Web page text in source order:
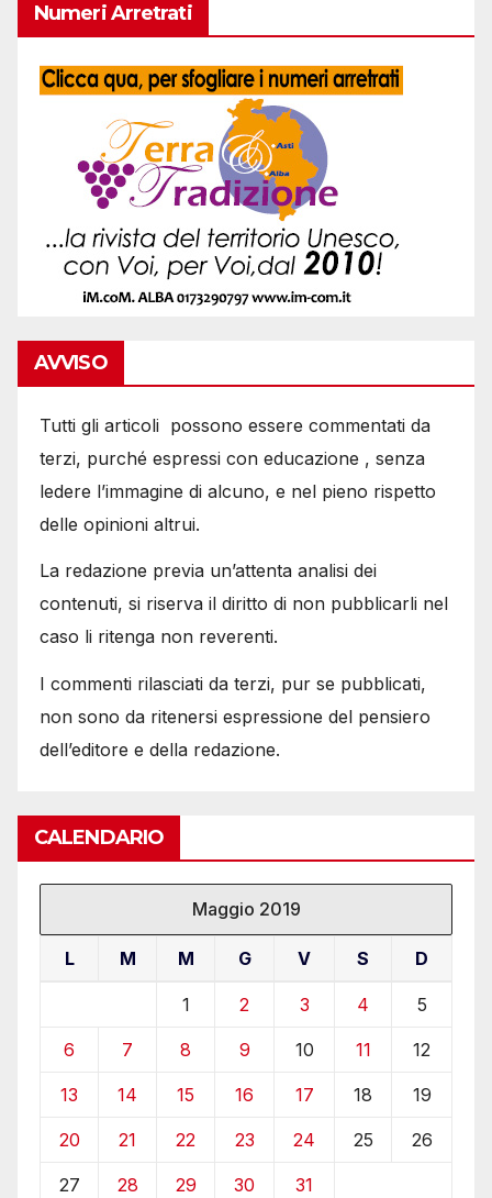
Numeri Arretrati
AVVISO
Tutti gli articoli possono essere commentati da
terzi, purché espressi con educazione , senza
ledere l’immagine di alcuno, e nel pieno rispetto
delle opinioni altrui.
La redazione previa un’attenta analisi dei
contenuti, si riserva il diritto di non pubblicarli nel
caso li ritenga non reverenti.
I commenti rilasciati da terzi, pur se pubblicati,
non sono da ritenersi espressione del pensiero
dell’editore e della redazione.
CALENDARIO
Maggio 2019
L M M G V S D
1 2 3 4 5
6 7 8 9 10 11 12
13 14 15 16 17 18 19
20 21 22 23 24 25 26
27 28 29 30 31